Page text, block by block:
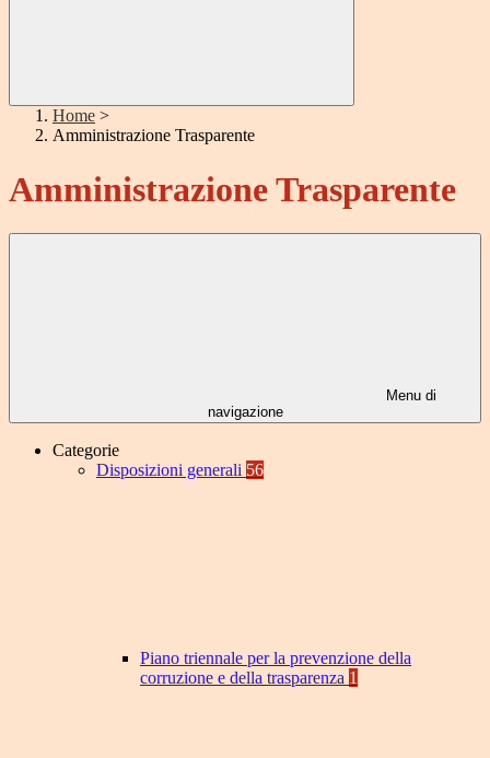
Home >
Amministrazione Trasparente
Amministrazione Trasparente
Menu di
navigazione
Categorie
Disposizioni generali 56
Piano triennale per la prevenzione della
corruzione e della trasparenza 1